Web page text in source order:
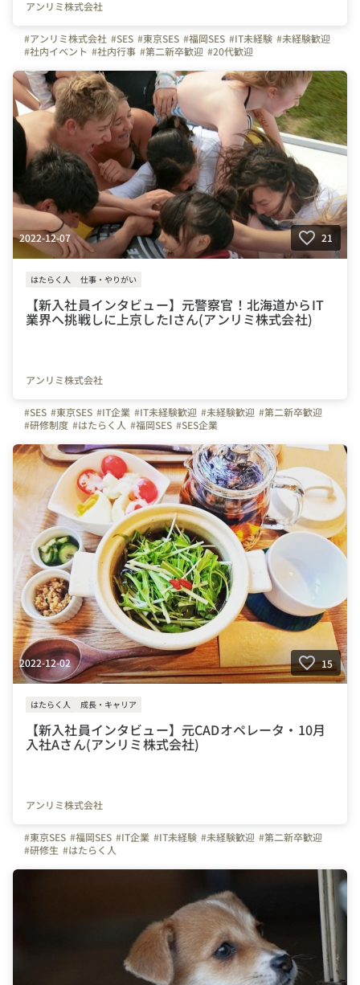
アンリミ株式会社
#アンリミ株式会社 #SES #東京SES #福岡SES #IT未経験 #未経験歓迎
#社内イベント #社内行事 #第二新卒歓迎 #20代歓迎
2022-12-07 21
はたらく人 仕事・やりがい
【新入社員インタビュー】元警察官！北海道からIT
業界へ挑戦しに上京したIさん(アンリミ株式会社)
アンリミ株式会社
#SES #東京SES #IT企業 #IT未経験歓迎 #未経験歓迎 #第二新卒歓迎
#研修制度 #はたらく人 #福岡SES #SES企業
2022-12-02 15
はたらく人 成長・キャリア
【新入社員インタビュー】元CADオペレータ・10月
入社Aさん(アンリミ株式会社)
アンリミ株式会社
#東京SES #福岡SES #IT企業 #IT未経験 #未経験歓迎 #第二新卒歓迎
#研修生 #はたらく人